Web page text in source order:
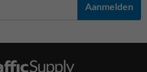
Aanmelden